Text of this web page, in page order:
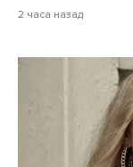
2 часа назад